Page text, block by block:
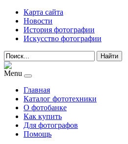
Карта сайта
Новости
История фотографии
Искусство фотографии
Найти
Menu
Главная
Каталог фототехники
О фотобанке
Как купить
Для фотографов
Помощь